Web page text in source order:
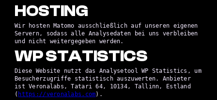
HOSTING
Wir hosten Matomo ausschließlich auf unseren eigenen
Servern, sodass alle Analysedaten bei uns verbleiben
und nicht weitergegeben werden.
WP STATISTICS
Diese Website nutzt das Analysetool WP Statistics, um
Besucherzugriffe statistisch auszuwerten. Anbieter
ist Veronalabs, Tatari 64, 10134, Tallinn, Estland
( https://veronalabs.com).